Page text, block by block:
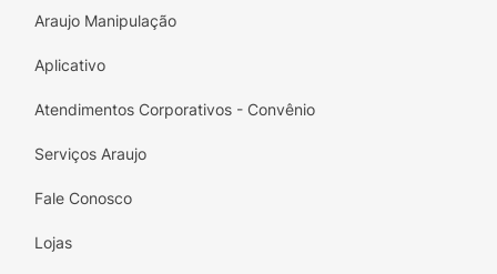
Araujo Manipulação
Aplicativo
Atendimentos Corporativos - Convênio
Serviços Araujo
Fale Conosco
Lojas